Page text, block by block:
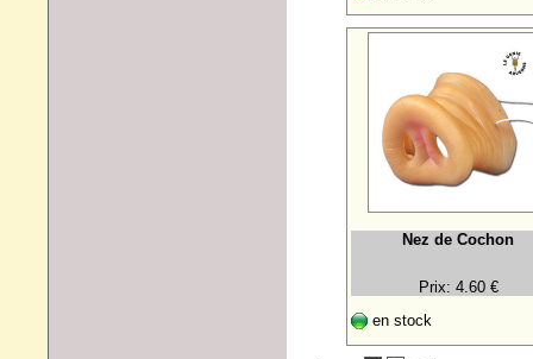
Nez de Cochon
Prix: 4.60 €
en stock